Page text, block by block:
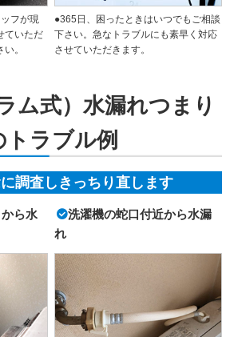
フが現
ていただ
。
●365日、困ったときはいつでもご相談
下さい。急なトラブルにも素早く対応
させていただきます。
ム式）水漏れつまり
トラブル例
調査しきっちり直します
ら水
洗濯機の蛇口付近から水漏
れ